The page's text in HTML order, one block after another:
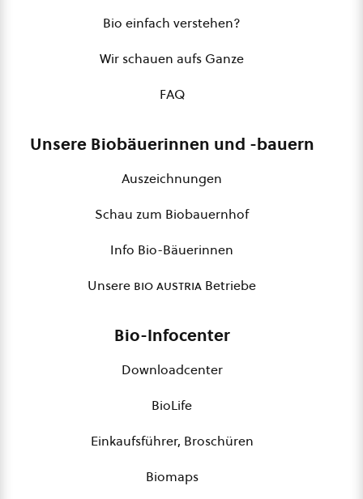
Bio einfach verstehen?
Wir schauen aufs Ganze
FAQ
Unsere Biobäuerinnen und -bauern
Auszeichnungen
Schau zum Biobauernhof
Info Bio-Bäuerinnen
Unsere bio austria Betriebe
Bio-Infocenter
Downloadcenter
BioLife
Einkaufsführer, Broschüren
Biomaps